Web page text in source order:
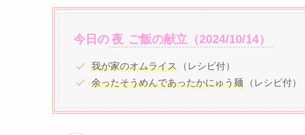
今日の夜 ご飯の献立（2024/10/14）
我が家のオムライス
（レシピ付）
余ったそうめんであったかにゅう麺
（レシピ付）